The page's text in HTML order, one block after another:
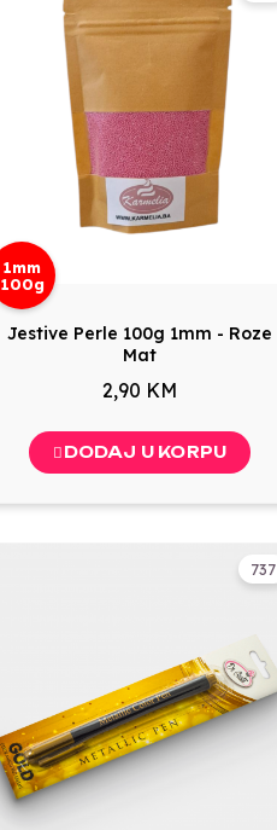
1mm
100g
Jestive Perle 100g 1mm - Roze
Mat
2,90 KM
DODAJ U KORPU
737